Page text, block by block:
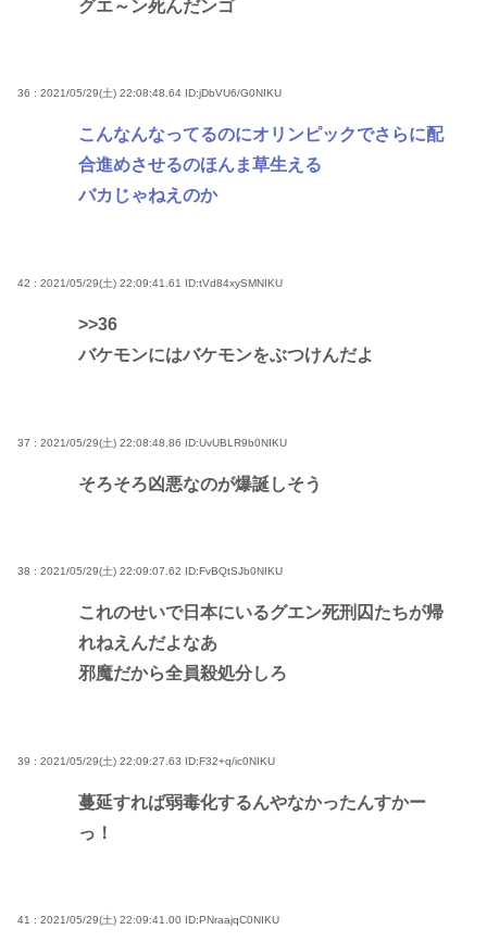
グエ～ン死んだンゴ
36 : 2021/05/29(土) 22:08:48.64 ID:jDbVU6/G0NIKU
こんなんなってるのにオリンピックでさらに配
合進めさせるのほんま草生える
バカじゃねえのか
42 : 2021/05/29(土) 22:09:41.61 ID:tVd84xySMNIKU
>>36
バケモンにはバケモンをぶつけんだよ
37 : 2021/05/29(土) 22:08:48.86 ID:UvUBLR9b0NIKU
そろそろ凶悪なのが爆誕しそう
38 : 2021/05/29(土) 22:09:07.62 ID:FvBQtSJb0NIKU
これのせいで日本にいるグエン死刑囚たちが帰
れねえんだよなあ
邪魔だから全員殺処分しろ
39 : 2021/05/29(土) 22:09:27.63 ID:F32+q/ic0NIKU
蔓延すれば弱毒化するんやなかったんすかー
っ！
41 : 2021/05/29(土) 22:09:41.00 ID:PNraajqC0NIKU